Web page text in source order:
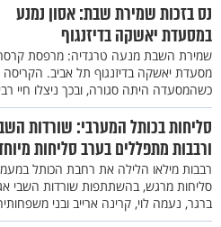
נס בזכות שמירת שבת: אסון נמנע
במסעדת יאשקה בדיזנגוף
שמירת השבת מנעה טרגדיה: מרפסת
מסעדת יאשקה בדיזנגוף תל אביב.
כשהמסעדה היתה סגורה, ובכך ניצלו חיי
סליחות בכותל המערבי: שורדות
ורבבות מתפללים בערב סליחות
רבבות מילאו הלילה את רחבת הכותל
סליחות מרגש, בהשתתפות שורדות השבי
ברגר, נעמה לוי, קרינה ארייב ובני